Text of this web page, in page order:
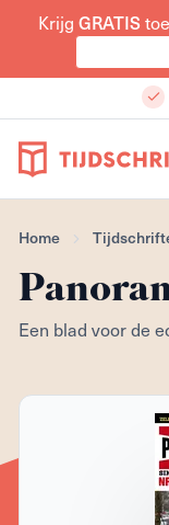
Krijg GRATIS
Home
Een blad voor de